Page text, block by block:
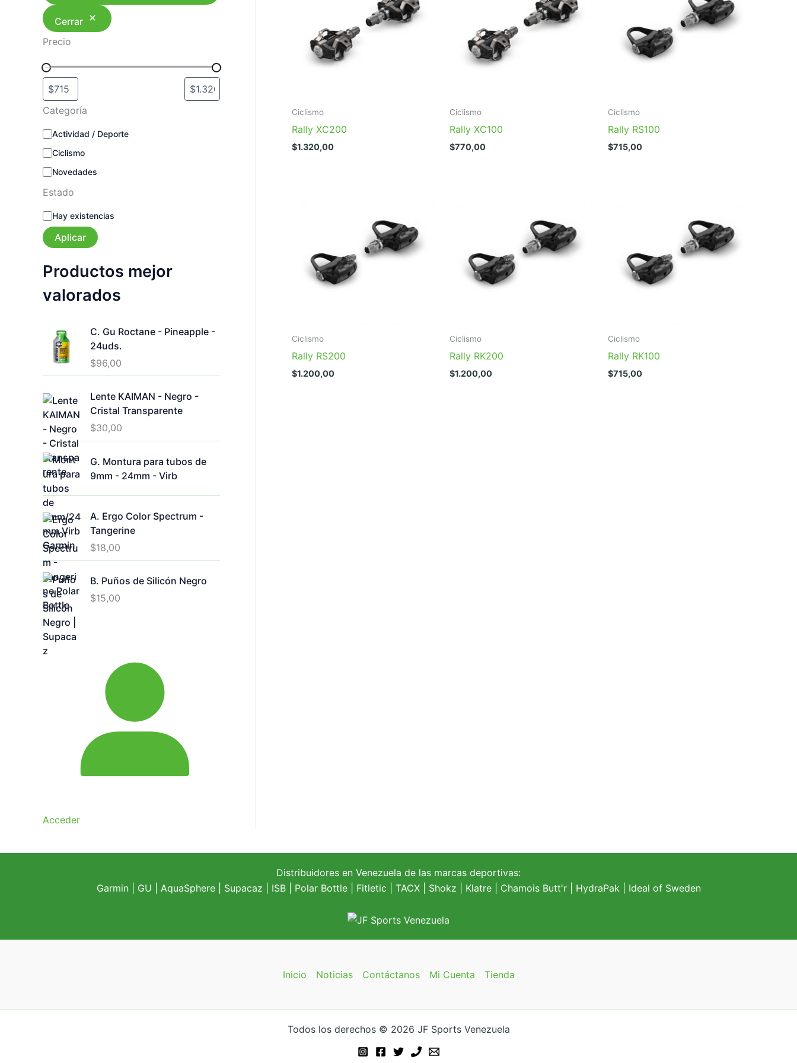
Cerrar
Precio
Categoría
C
t
e
g
o
í
Actividad / Deporte
Ciclismo
Novedades
Estado
E
t
a
o
Hay existencias
Aplicar
Productos mejor
valorados
C. Gu Roctane - Pineapple -
24uds.
$96,00
Lente KAIMAN - Negro -
Cristal Transparente
$30,00
G. Montura para tubos de
9mm - 24mm - Virb
A. Ergo Color Spectrum -
Tangerine
$18,00
B. Puños de Silicón Negro
$15,00
Acceder
Ciclismo
Rally XC200
$1.320,00
Ciclismo
Rally XC100
$770,00
Ciclismo
Rally RS100
$715,00
Ciclismo
Rally RS200
$1.200,00
Ciclismo
Rally RK200
$1.200,00
Ciclismo
Rally RK100
$715,00
Distribuidores en Venezuela de las marcas deportivas:
Garmin| GU AquaSphere| Supacaz | ISB | Polar Bottle| Fitletic TACX| Shokz Klatre| Chamois Butt'r| HydraPak| Ideal of Sweden
Inicio Noticias Contáctanos Mi Cuenta Tienda
Todos los derechos © 2026 JF Sports Venezuela